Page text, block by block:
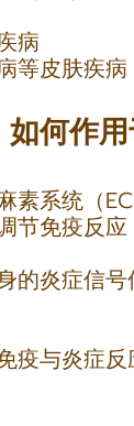
病
等皮肤疾病
何作
素系统（
节免疫反应
的炎症信
疫与炎症